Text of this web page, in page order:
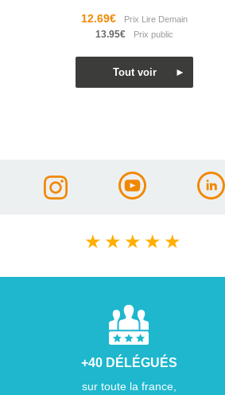
12.69€
13.95€
★ ★ ★ ★ ★
+40 DÉLÉGUÉS
sur toute la france,